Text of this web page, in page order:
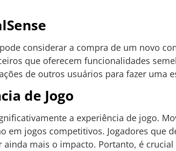
considerar a compra de um novo
que oferecem funcionalidades
de outros usuários para fazer uma
de Jogo
a experiência de jogo.
em jogos competitivos. Jogadores que
mais o impacto. Portanto, é